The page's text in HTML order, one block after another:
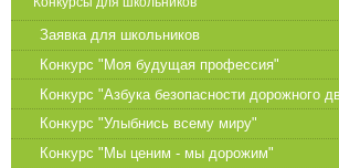
Заявка для школьников
Конкурс "Моя будущая профессия"
Конкурс "Азбука безопасности дорожного
Конкурс "Улыбнись всему миру"
Конкурс "Мы ценим - мы дорожим"